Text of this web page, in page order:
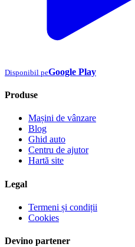
Disponibil peGoogle Play
Produse
Mașini de vânzare
Blog
Ghid auto
Centru de ajutor
Hartă site
Legal
Termeni și condiții
Cookies
Devino partener